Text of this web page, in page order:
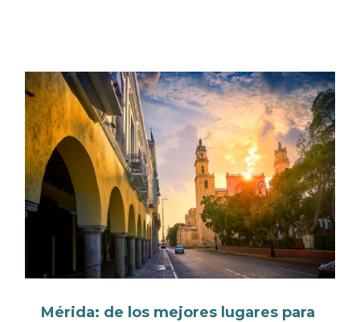
Mérida: de los mejores lugares para